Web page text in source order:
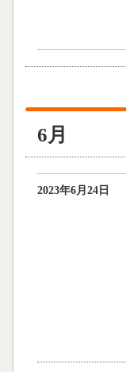
6月
2023年6月24日